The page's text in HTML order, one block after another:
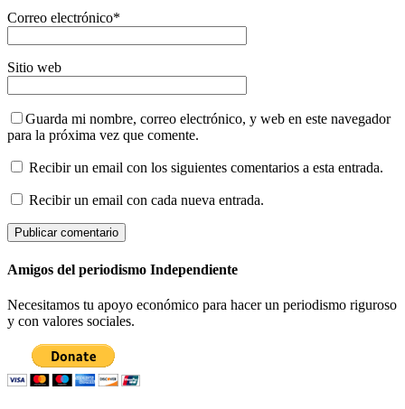
Correo electrónico*
Sitio web
Guarda mi nombre, correo electrónico, y web en este navegador
para la próxima vez que comente.
Recibir un email con los siguientes comentarios a esta entrada.
Recibir un email con cada nueva entrada.
Amigos del periodismo Independiente
Necesitamos tu apoyo económico para hacer un periodismo riguroso
y con valores sociales.